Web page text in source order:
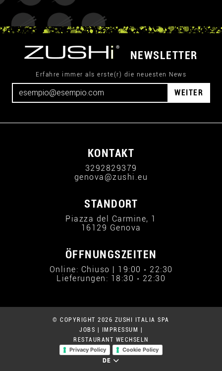
NEWSLETTER
Erfahre immer als erste(r) die neuesten News
WEITER
KONTAKT
3292829379
genova@zushi.eu
STANDORT
Piazza del Carmine, 1
16129 Genova
ÖFFNUNGSZEITEN
Online: Chiuso | 19:00 › 22:30
Lieferungen: 18:30 › 22:30
© COPYRIGHT 2026 ZUSHI ITALIA SPA
JOBS
IMPRESSUM
RESTAURANT WECHSELN
Privacy Policy
Cookie Policy
DE